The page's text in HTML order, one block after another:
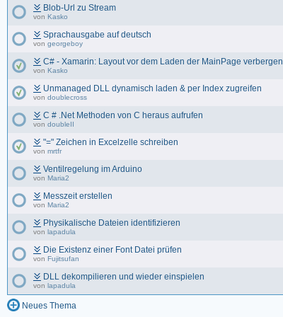
Blob-Url zu Stream
von Kasko
Sprachausgabe auf deutsch
von georgeboy
C# - Xamarin: Layout vor dem Laden der MainPage verbergen
von Kasko
Unmanaged DLL dynamisch laden & per Index zugreifen
von doublecross
C # .Net Methoden von C heraus aufrufen
von doubleII
"=" Zeichen in Excelzelle schreiben
von mrtfr
Ventilregelung im Arduino
von Maria2
Messzeit erstellen
von Maria2
Physikalische Dateien identifizieren
von lapadula
Die Existenz einer Font Datei prüfen
von Fujitsufan
DLL dekompilieren und wieder einspielen
von lapadula
Neues Thema